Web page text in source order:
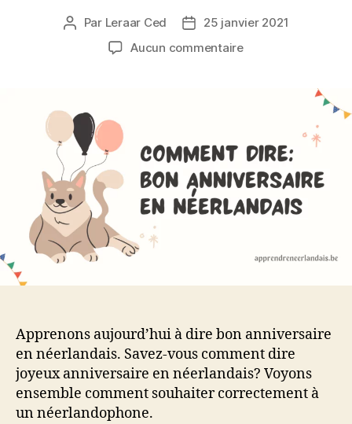
Auteur
Par Leraar Ced
Date25 janvier 2021
Aucun commentairesur
néerlandais
Apprenons aujourd’hui à dire bon anniversaire
en néerlandais. Savez-vous comment dire
joyeux anniversaire en néerlandais? Voyons
ensemble comment souhaiter correctement à
un néerlandophone.